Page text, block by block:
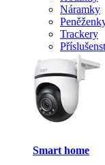
Náramky
Trackery
Smart home